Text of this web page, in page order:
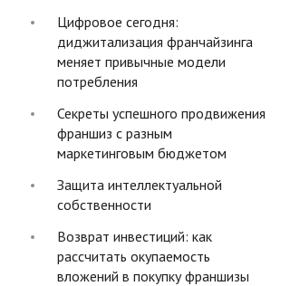
Цифровое сегодня:
диджитализация франчайзинга
меняет привычные модели
потребления
Секреты успешного продвижения
франшиз с разным
маркетинговым бюджетом
Защита интеллектуальной
собственности
Возврат инвестиций: как
рассчитать окупаемость
вложений в покупку франшизы